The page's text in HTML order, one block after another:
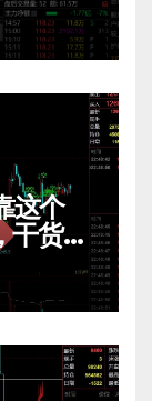
这个
干货全